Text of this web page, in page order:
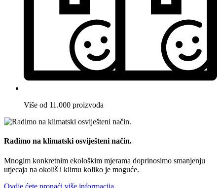
Više od 11.000 proizvoda
Radimo na klimatski osviješteni način.
Mnogim konkretnim ekološkim mjerama doprinosimo smanjenju
utjecaja na okoliš i klimu koliko je moguće.
Ovdje ćete pronaći više informacija.